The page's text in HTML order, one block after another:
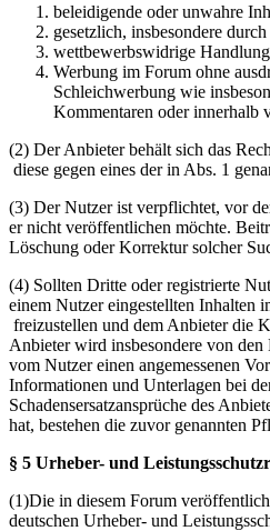
beleidigende oder unwahre
gesetzlich, insbesondere
wettbewerbswidrige
Werbung im Forum ohne
Schleichwerbung wie
Kommentaren oder innerhalb
(2) Der Anbieter behält sich das
diese gegen eines der in Abs. 1
(3) Der Nutzer ist verpflichtet, vor
er nicht veröffentlichen möchte.
Löschung oder Korrektur solcher
(4) Sollten Dritte oder registrierte
einem Nutzer eingestellten Inhalten
freizustellen und dem Anbieter die
Anbieter wird insbesondere von
vom Nutzer einen angemessenen
Informationen und Unterlagen bei
Schadensersatzansprüche des
hat, bestehen die zuvor genannten
§ 5 Urheber- und
(1)Die in diesem Forum
deutschen Urheber- und